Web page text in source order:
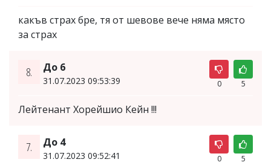
какъв страх бре, тя от шевове вече няма място
за страх
8. До 6
31.07.2023 09:53:39 0 5
Лейтенант Хорейшио Кейн !!!
7. До 4
31.07.2023 09:52:41 0 5